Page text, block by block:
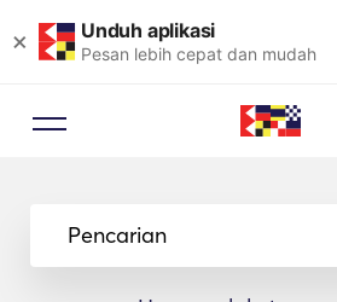
× Unduh aplikasi
Pesan lebih cepat dan mudah
Pencarian